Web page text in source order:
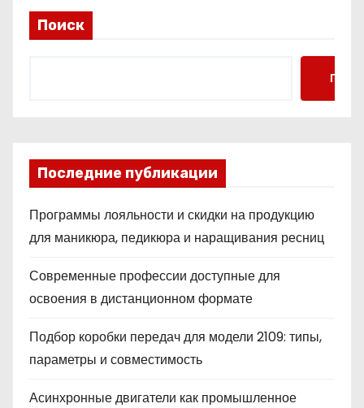
Поиск
Поиск
Последние публикации
Программы лояльности и скидки на продукцию
для маникюра, педикюра и наращивания ресниц
Современные профессии доступные для
освоения в дистанционном формате
Подбор коробки передач для модели 2109: типы,
параметры и совместимость
Асинхронные двигатели как промышленное